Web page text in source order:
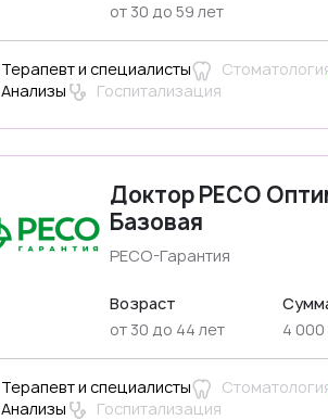
от 30 до 59 лет
Терапевт и специалисты
Анализы
Госпитализация
Доктор РЕСО
Базовая
РЕСО-Гарантия
Возраст
от 30 до 44 лет
4
Терапевт и специалисты
Анализы
Госпитализация